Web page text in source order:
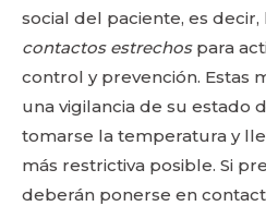
social del paciente, es
contactos estrechos para
control y prevención. Estas
una vigilancia de su estado
tomarse la temperatura y
más restrictiva posible. Si
deberán ponerse en